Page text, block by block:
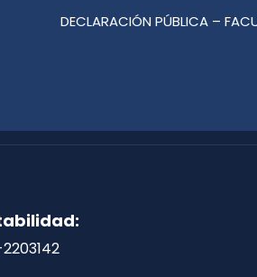
DECLARACIÓN PÚBLICA –